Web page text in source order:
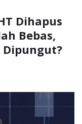
Dihapus
Bebas,
Dipungut?